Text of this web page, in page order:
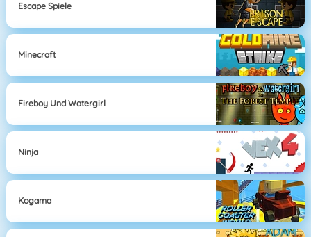
Escape Spiele
Minecraft
Fireboy Und Watergirl
Ninja
Kogama